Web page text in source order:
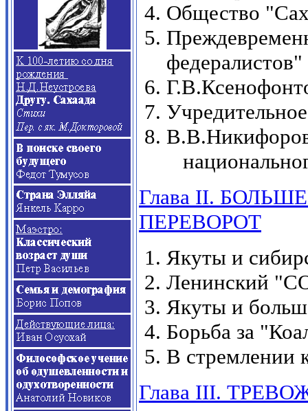
Общество
федералистов"
Глава II.
ПЕРЕВОРОТ
Якуты и
Ленинский
Якуты и
Борьба за
В стремлении
Глава III.